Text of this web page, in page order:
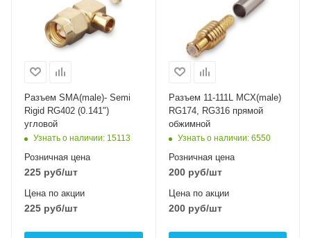
Разъем SMA(male)- Semi
Rigid RG402 (0.141")
угловой
Узнать о наличии: 15113
Розничная цена
225 руб/шт
Цена по акции
225 руб/шт
Разъем 11-111L MCX(male)
RG174, RG316 прямой
обжимной
Узнать о наличии: 6550
Розничная цена
200руб/шт
Цена по акции
200руб/шт